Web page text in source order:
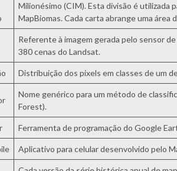
Milionésimo (CIM). Esta divisão é utilizada
MapBiomas. Cada carta abrange uma área
Referente à imagem gerada pelo sensor
380 cenas do Landsat.
Distribuição dos pixels em classes de um
Nome genérico para um método de
Forest).
Ferramenta de programação do Google
Aplicativo para celular desenvolvido pelo